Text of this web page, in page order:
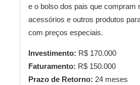
e o bolso dos pais que compram
acessórios e outros produtos
com preços especiais.
Investimento: R$ 170.000
Faturamento: R$ 150.000
Prazo de Retorno: 24 meses